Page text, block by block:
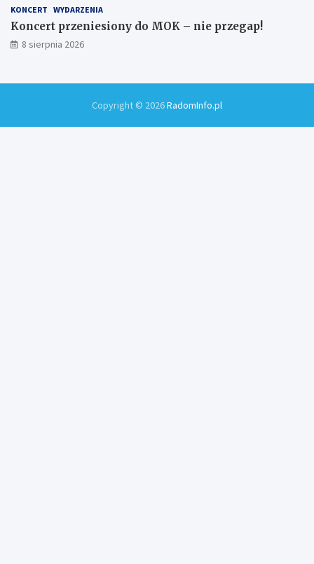
KONCERT WYDARZENIA
Koncert przeniesiony do MOK – nie przegap!
8 sierpnia 2026
Copyright © 2026RadomInfo.pl